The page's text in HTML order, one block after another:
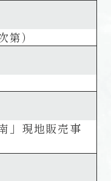
）
」現地販売事